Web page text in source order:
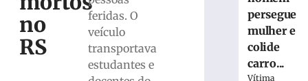
no
RS
feridas. O
veículo
transportava
estudantes e
Carro
persegue
mulher e
colide
carro...
Vítima